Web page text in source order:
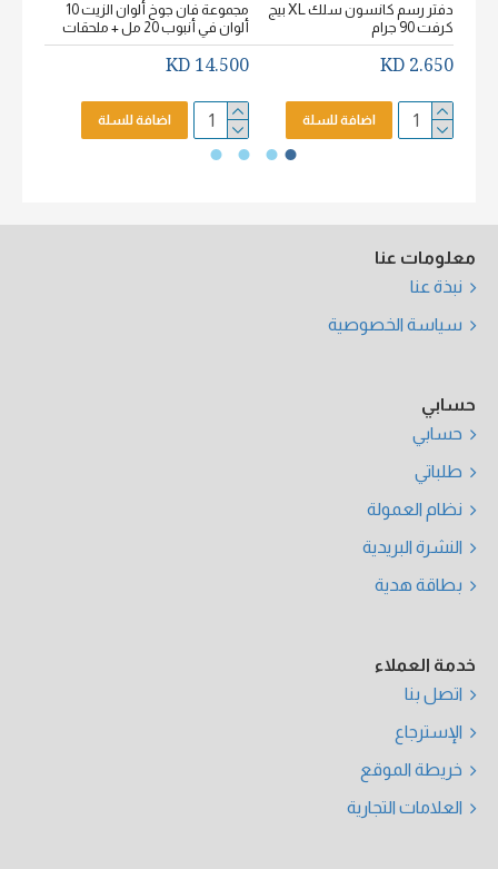
دفتر رسم كانسون سلك XL بيج
كرفت 90 جرام
2.650 KD
اضافة للسلة
مجموعة فان جوخ ألوان الزيت 10
ألوان في أنبوب 20 مل + ملحقات
14.500 KD
اضافة للسلة
معلومات عنا
نبذة عنا
سياسة الخصوصية
حسابي
حسابي
طلباتي
نظام العمولة
النشرة البريدية
بطاقة هدية
خدمة العملاء
اتصل بنا
الإسترجاع
خريطة الموقع
العلامات التجارية